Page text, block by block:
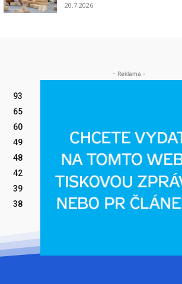
20.7.2026
93
65
60
49
48
42
39
38
- Reklama -